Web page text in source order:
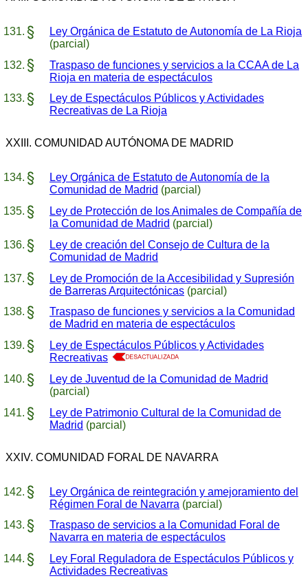
Ley Orgánica de Estatuto de Autonomía de La Rioja
(parcial)
Traspaso de funciones y servicios a la CCAA de La
Rioja en materia de espectáculos
Ley de Espectáculos Públicos y Actividades
Recreativas de La Rioja
XXIII. COMUNIDAD AUTÓNOMA DE MADRID
Ley Orgánica de Estatuto de Autonomía de la
Comunidad de Madrid (parcial)
Ley de Protección de los Animales de Compañía de
la Comunidad de Madrid (parcial)
Ley de creación del Consejo de Cultura de la
Comunidad de Madrid
Ley de Promoción de la Accesibilidad y Supresión
de Barreras Arquitectónicas (parcial)
Traspaso de funciones y servicios a la Comunidad
de Madrid en materia de espectáculos
Ley de Espectáculos Públicos y Actividades
Recreativas
Ley de Juventud de la Comunidad de Madrid
(parcial)
Ley de Patrimonio Cultural de la Comunidad de
Madrid (parcial)
XXIV. COMUNIDAD FORAL DE NAVARRA
Ley Orgánica de reintegración y amejoramiento del
Régimen Foral de Navarra (parcial)
Traspaso de servicios a la Comunidad Foral de
Navarra en materia de espectáculos
Ley Foral Reguladora de Espectáculos Públicos y
Actividades Recreativas